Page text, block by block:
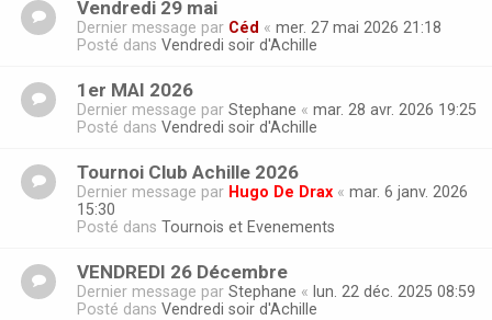
Vendredi 29 mai
Dernier message par Céd « mer. 27 mai 2026 21:18
Posté dans Vendredi soir d'Achille
1er MAI 2026
Dernier message par Stephane « mar. 28 avr. 2026 19:25
Posté dans Vendredi soir d'Achille
Tournoi Club Achille 2026
Dernier message par Hugo De Drax « mar. 6 janv. 2026
15:30
Posté dans Tournois et Evenements
VENDREDI 26 Décembre
Dernier message par Stephane « lun. 22 déc. 2025 08:59
Posté dans Vendredi soir d'Achille